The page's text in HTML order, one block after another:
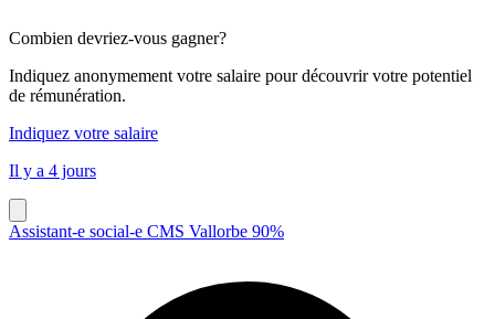
Combien devriez-vous gagner?
Indiquez anonymement votre salaire pour découvrir votre potentiel
de rémunération.
Indiquez votre salaire
Il y a 4 jours
Assistant-e social-e CMS Vallorbe 90%